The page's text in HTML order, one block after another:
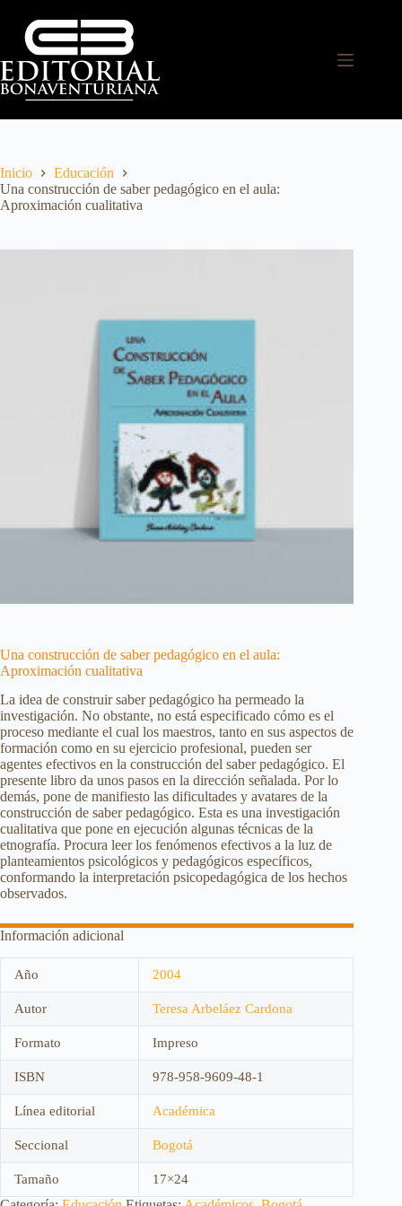
Inicio
Educación
Una construcción de saber pedagógico en el aula:
Aproximación cualitativa
Una construcción de saber pedagógico en el aula:
Aproximación cualitativa
La idea de construir saber pedagógico ha permeado la
investigación. No obstante, no está especificado cómo es el
proceso mediante el cual los maestros, tanto en sus aspectos de
formación como en su ejercicio profesional, pueden ser
agentes efectivos en la construcción del saber pedagógico. El
presente libro da unos pasos en la dirección señalada. Por lo
demás, pone de manifiesto las dificultades y avatares de la
construcción de saber pedagógico. Esta es una investigación
cualitativa que pone en ejecución algunas técnicas de la
etnografía. Procura leer los fenómenos efectivos a la luz de
planteamientos psicológicos y pedagógicos específicos,
conformando la interpretación psicopedagógica de los hechos
observados.
Información adicional
Año 2004
Autor Teresa Arbeláez Cardona
Formato Impreso
ISBN 978-958-9609-48-1
Línea editorial Académica
Seccional Bogotá
Tamaño 17×24